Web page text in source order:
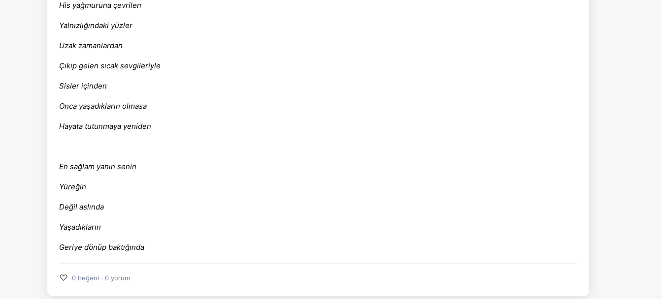
His yağmuruna çevrilen
Yalnızlığındaki yüzler
Uzak zamanlardan
Çıkıp gelen sıcak sevgileriyle
Sisler içinden
Onca yaşadıkların olmasa
Hayata tutunmaya yeniden
En sağlam yanın senin
Yüreğin
Değil aslında
Yaşadıkların
Geriye dönüp baktığında
♡ 0 beğeni · 0 yorum